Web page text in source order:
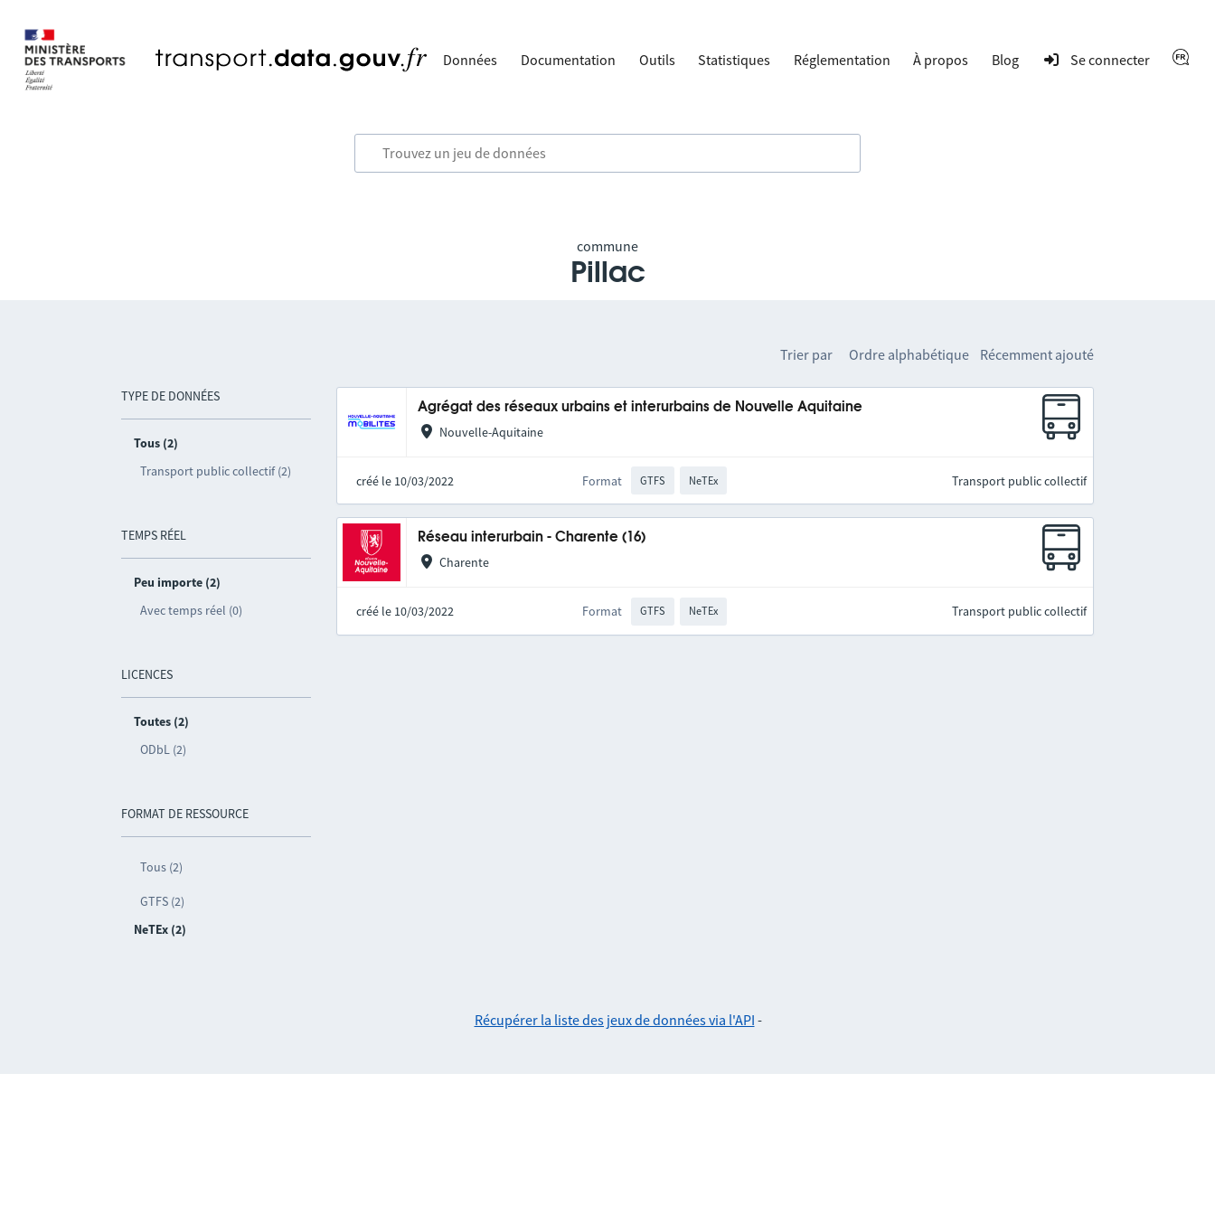
Données Documentation Outils Statistiques Réglementation À propos Blog Se connecter
commune
Pillac
TYPE DE DONNÉES
Tous (2)
Transport public collectif (2)
TEMPS RÉEL
Peu importe (2)
Avec temps réel (0)
LICENCES
Toutes (2)
ODbL (2)
FORMAT DE RESSOURCE
Tous (2)
GTFS (2)
NeTEx (2)
Trier par Ordre alphabétique Récemment ajouté
Agrégat des réseaux urbains et interurbains de Nouvelle Aquitaine
Nouvelle-Aquitaine
créé le 10/03/2022 Format GTFS NeTEx Transport public collectif
Réseau interurbain - Charente (16)
Charente
créé le 10/03/2022 Format GTFS NeTEx Transport public collectif
Récupérer la liste des jeux de données via l'API -